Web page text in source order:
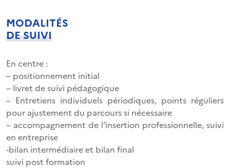
MODALITÉS
DE SUIVI
En centre :
– positionnement initial
– livret de suivi pédagogique
– Entretiens individuels périodiques, points réguliers
pour ajustement du parcours si nécessaire
– accompagnement de l’insertion professionnelle, suivi
en entreprise
-bilan intermédiaire et bilan final
suivi post formation